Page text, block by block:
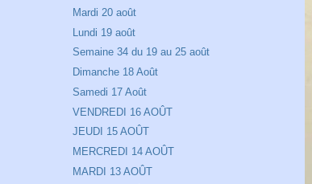
Mardi 20 août
Lundi 19 août
Semaine 34 du 19 au 25 août
Dimanche 18 Août
Samedi 17 Août
VENDREDI 16 AOÛT
JEUDI 15 AOÛT
MERCREDI 14 AOÛT
MARDI 13 AOÛT